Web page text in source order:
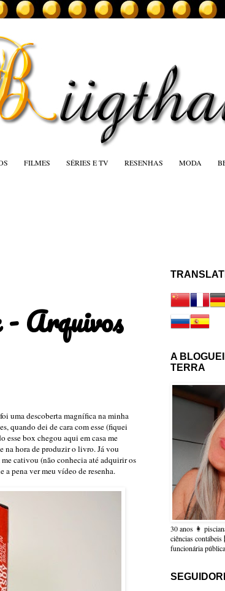
FILMES SÉRIES E TV RESENHAS MODA
Arquivos
uma descoberta magnífica na minha
quando dei de cara com esse (fiquei
box chegou aqui em casa me
na hora de produzir o livro. Já vou
cativou (não conhecia até adquirir os
a pena ver meu vídeo de resenha.
A
TERRA
30 anos 👩
ciências
funcionária